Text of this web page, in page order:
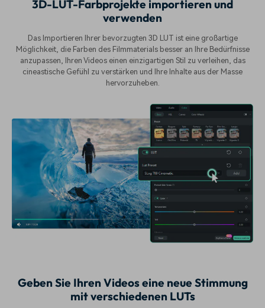
3D-LUT-Farbprojekte importieren und
verwenden
Das Importieren Ihrer bevorzugten 3D LUT ist eine großartige
Möglichkeit, die Farben des Filmmaterials besser an Ihre Bedürfnisse
anzupassen, Ihren Videos einen einzigartigen Stil zu verleihen, das
cineastische Gefühl zu verstärken und Ihre Inhalte aus der Masse
hervorzuheben.
Geben Sie Ihren Videos eine neue Stimmung
mit verschiedenen LUTs